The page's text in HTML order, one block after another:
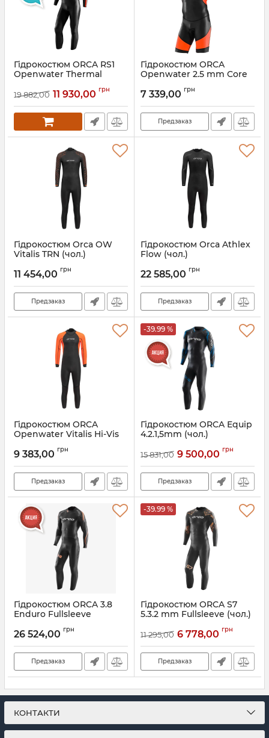
Гідрокостюм ORCA RS1
Openwater Thermal
Артикул: LN2T0901
19 882,00 11 930,00 грн
Гідрокостюм ORCA
Openwater 2.5 mm Core
(чол.)
Артикул: LN2S0801
7 339,00 грн
Предзаказ
Гідрокостюм Orca OW
Vitalis TRN (чол.)
11 454,00 грн
Предзаказ
Гідрокостюм Orca Athlex
Flow (чол.)
22 585,00 грн
Предзаказ
Гідрокостюм ORCA
Openwater Vitalis Hi-Vis
Артикул: NN270601
9 383,00 грн
Предзаказ
-39.99 %
Гідрокостюм ORCA Equip
4.2.1,5mm (чол.)
15 831,00 9 500,00 грн
Предзаказ
Гідрокостюм ORCA 3.8
Enduro Fullsleeve
Артикул: JVN1MT01
26 524,00 грн
Предзаказ
-39.99 %
Гідрокостюм ORCA S7
5.3.2 mm Fullsleeve (чол.)
11 295,00 6 778,00 грн
Предзаказ
КОНТАКТИ